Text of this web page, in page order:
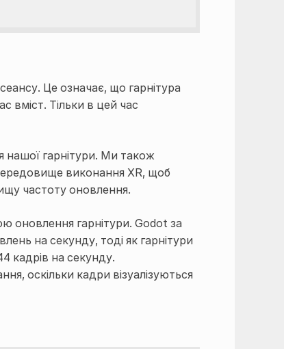
Це означає, що гарнітура
вміст. Тільки в цей час
нашої гарнітури. Ми також
виконання XR, щоб
частоту оновлення.
оновлення гарнітури. Godot за
на секунду, тоді як гарнітури
кадрів на секунду.
оскільки кадри візуалізуються